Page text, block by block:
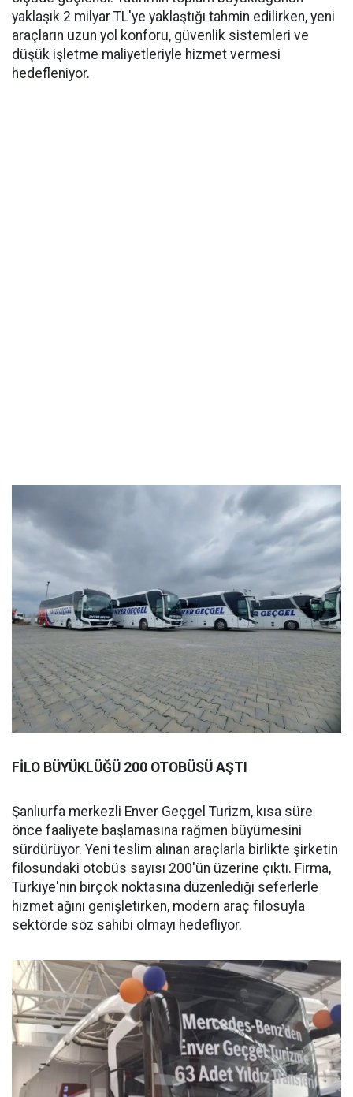
yaklaşık 2 milyar TL'ye yaklaştığı tahmin edilirken, yeni
araçların uzun yol konforu, güvenlik sistemleri ve
düşük işletme maliyetleriyle hizmet vermesi
hedefleniyor.
FİLO BÜYÜKLÜĞÜ 200 OTOBÜSÜ AŞTI
Şanlıurfa merkezli Enver Geçgel Turizm, kısa süre
önce faaliyete başlamasına rağmen büyümesini
sürdürüyor. Yeni teslim alınan araçlarla birlikte şirketin
filosundaki otobüs sayısı 200'ün üzerine çıktı. Firma,
Türkiye'nin birçok noktasına düzenlediği seferlerle
hizmet ağını genişletirken, modern araç filosuyla
sektörde söz sahibi olmayı hedefliyor.